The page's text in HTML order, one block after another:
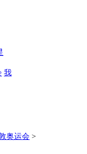
我
奥运会 >